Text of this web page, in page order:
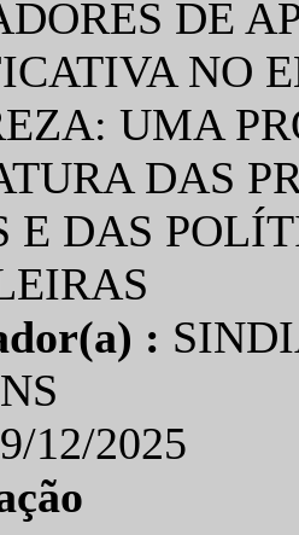
DE
NO
UMA
DAS
E DAS
:
12/2025